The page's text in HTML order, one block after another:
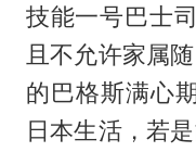
技能一号巴士
且不允许家属
的巴格斯满心
日本生活，若